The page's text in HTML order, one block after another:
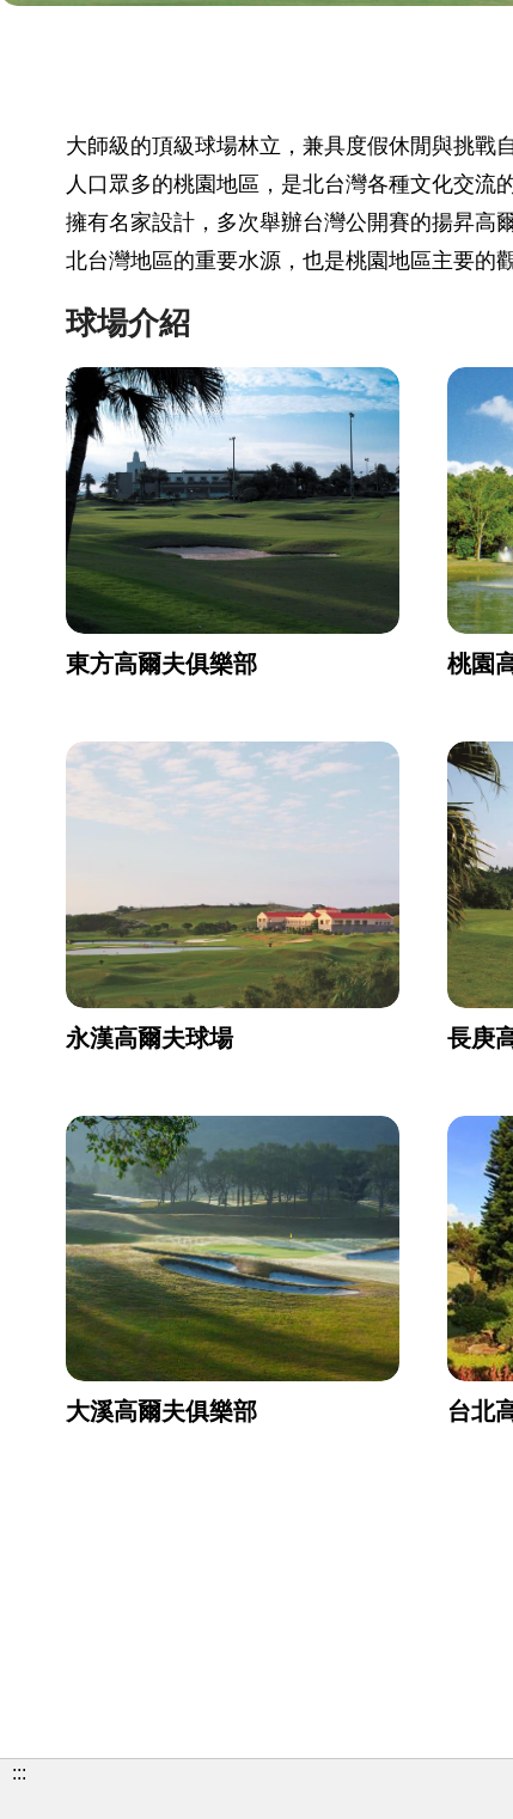
大師級的頂級球場林立，兼具度假休閒與挑戰
人口眾多的桃園地區，是北台灣各種文化交流
擁有名家設計，多次舉辦台灣公開賽的揚昇高
北台灣地區的重要水源，也是桃園地區主要的
球場介紹
東方高爾夫俱樂部 桃園
永漢高爾夫球場 長庚
大溪高爾夫俱樂部 台北
:::